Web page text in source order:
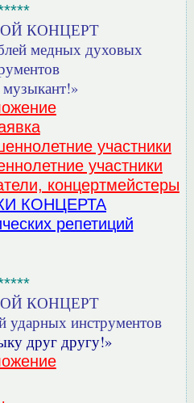
КОНЦЕРТ
медных духовых
участники
участники
концертмейстеры
КОНЦЕРТА
репетиций
КОНЦЕРТ
ударных инструментов
друг другу!»